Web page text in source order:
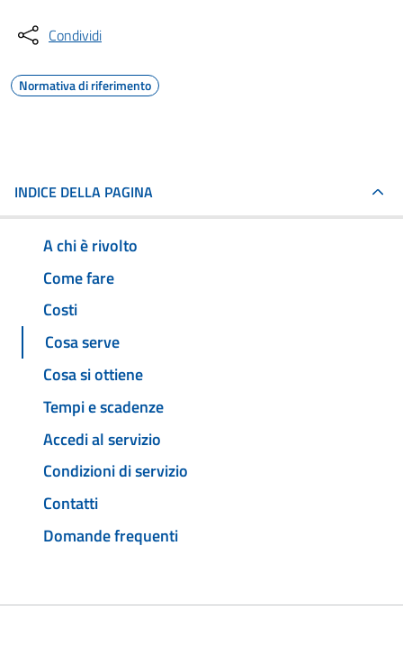
Condividi
Normativa di riferimento
INDICE DELLA PAGINA
A chi è rivolto
Come fare
Costi
Cosa serve
Cosa si ottiene
Tempi e scadenze
Accedi al servizio
Condizioni di servizio
Contatti
Domande frequenti